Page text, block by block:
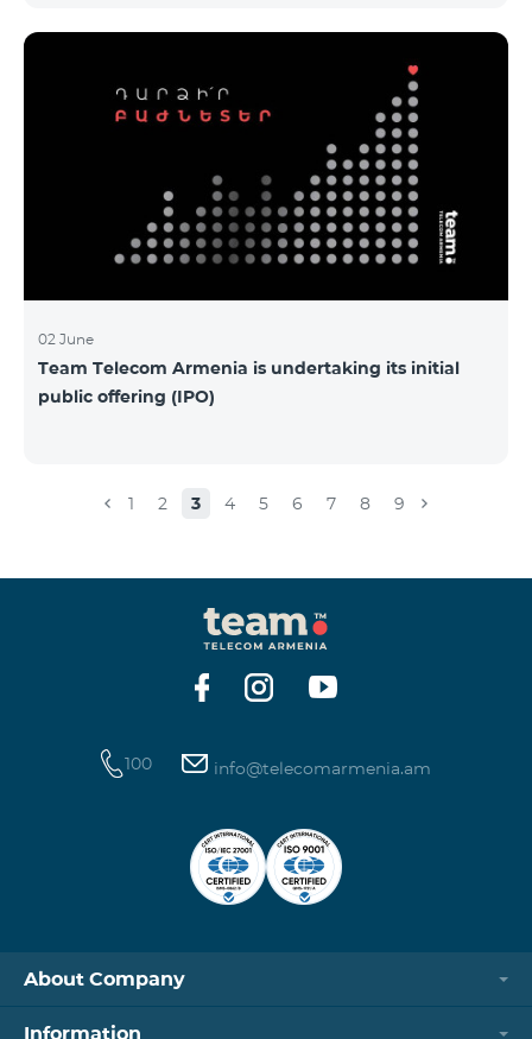
երիտասարդներ ծանոթացան առաջնային
հրապարակային տեղաբաշխման բոլոր
մանրամասներին ու թիմերին տրամադրվեց
ընկերության զարգացման ռազմավարական
խնդիրը։ Լուծումներ առաջարկելու համար թիմերն
ունենալու են ընդամենը 72 ժամ։ Հաջողություն
մաղթելով մրցույթի մասնակիցներին Team
Telecom Armenia-ի գլխավոր տնօրեն Հայկ
Եսայանը նշեց, որ
02 June
Team Telecom Armenia is undertaking its initial
public offering (IPO)
1 2 3 4 5 6 7 8 9
100 info@telecomarmenia.am
About Company
Information